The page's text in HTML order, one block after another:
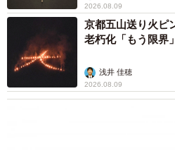
2026.08.09
京都五山送り火
老朽化「もう限
浅井 佳穂
2026.08.09